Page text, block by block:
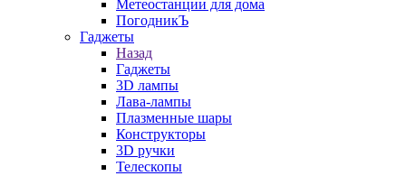
Метеостанции для дома
ПогодникЪ
Гаджеты
Назад
Гаджеты
3D лампы
Лава-лампы
Плазменные шары
Конструкторы
3D ручки
Телескопы